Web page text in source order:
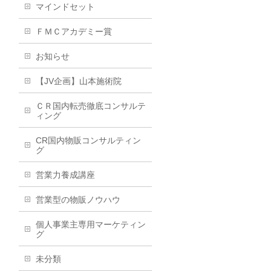
マインドセット
ＦＭＣアカデミー賞
お知らせ
【JV企画】山本施術院
ＣＲ国内転売徹底コンサルテ
ィング
CR国内物販コンサルティン
グ
営業力養成講座
営業型の物販ノウハウ
個人事業主専用マーケティン
グ
未分類